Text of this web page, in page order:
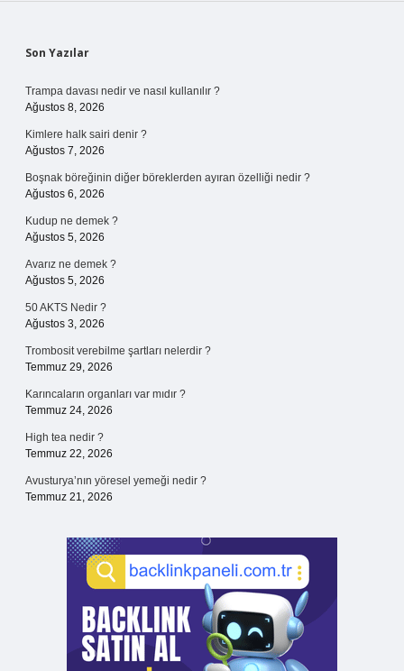
Sidebar
Son Yazılar
Trampa davası nedir ve nasıl kullanılır ?
Ağustos 8, 2026
Kimlere halk sairi denir ?
Ağustos 7, 2026
Boşnak böreğinin diğer böreklerden ayıran özelliği nedir ?
Ağustos 6, 2026
Kudup ne demek ?
Ağustos 5, 2026
Avarız ne demek ?
Ağustos 5, 2026
50 AKTS Nedir ?
Ağustos 3, 2026
Trombosit verebilme şartları nelerdir ?
Temmuz 29, 2026
Karıncaların organları var mıdır ?
Temmuz 24, 2026
High tea nedir ?
Temmuz 22, 2026
Avusturya’nın yöresel yemeği nedir ?
Temmuz 21, 2026